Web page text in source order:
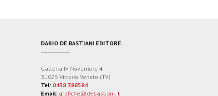
DARIO DE BASTIANI EDITORE
Galleria IV Novembre 4
31029 Vittorio Veneto (TV)
Tel: 0438 388584
Email: grafiche@debastiani.it